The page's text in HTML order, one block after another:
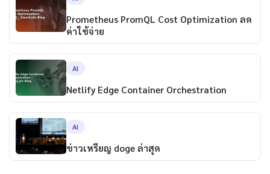
Prometheus PromQL Cost Optimization ลด
ค่าใช้จ่าย
AI
Netlify Edge Container Orchestration
AI
ข่าวเหรียญ doge ล่าสุด